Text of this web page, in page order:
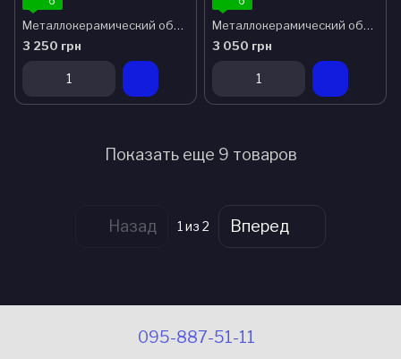
Металлокерамический обогреватель UDEN-300
3 250 грн
Металлокерамический обогреватель UDEN-250
3 050 грн
Показать еще 9 товаров
Назад 1 из 2 Вперед
095-887-51-11